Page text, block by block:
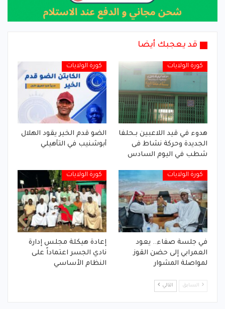
قد يعجبك أيضا
كورة الولايات
هدوء في قيد اللاعبين بـحلفا
الجديدة وحركة نشاط فى
شطب في اليوم السادس
كورة الولايات
الضو قدم الخير يقود الهلال
أبوشنيب في التأهيلي
كورة الولايات
في جلسة صفاء.. يعود
العمرابي إلى حضن القوز
لمواصلة المشوار
كورة الولايات
إعادة هيكلة مجلس إدارة
نادي الجسر اعتماداً على
النظام الأساسي
السابق التالي